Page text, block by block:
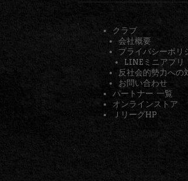
クラブ
会社概要
プライバシーポリ
LINEミニアプリ
反社会的勢力への
お問い合わせ
パートナー 一覧
オンラインストア
ＪリーグHP